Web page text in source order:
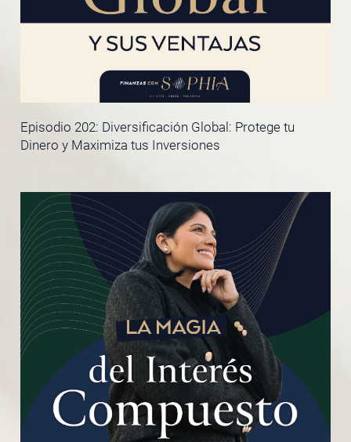
Episodio 202: Diversificación Global: Protege tu
Dinero y Maximiza tus Inversiones